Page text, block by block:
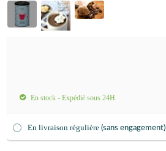
En stock - Expédié sous 24H
En livraison régulière (sans engagement)